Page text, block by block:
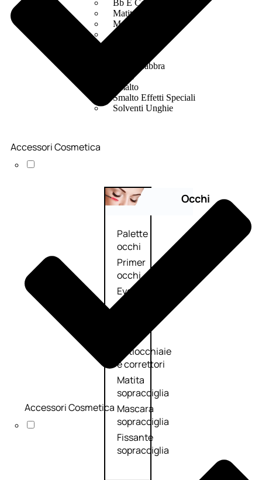
Bb E Cc Cream
Matita Occhi
Matita Sopracciglia
Mascara
Matita Labbra
Gloss
Smalto
Smalto Effetti Speciali
Solventi Unghie
Occhi
Palette
occhi
Primer
occhi
Eyeliner
Mascara
Antiocchiaie
e correttori
Matita
sopracciglia
Mascara
sopracciglia
Fissante
sopracciglia
Accessori Cosmetica
Accessori Cosmetica